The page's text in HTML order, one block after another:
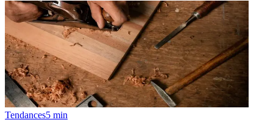
Tendances5 min